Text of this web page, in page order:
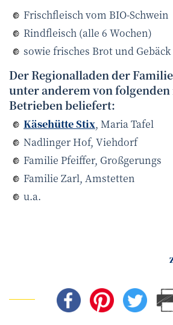
Frischfleisch vom BIO-Schwein
Rindfleisch (alle 6 Wochen)
sowie frisches Brot und Gebäck
Der Regionalladen der
unter anderem von
Betrieben beliefert:
Käsehütte Stix, Maria Tafel
Nadlinger Hof, Viehdorf
Familie Pfeiffer, Großgerungs
Familie Zarl, Amstetten
u.a.